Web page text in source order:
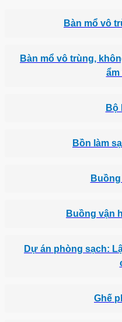
Bàn mổ vô
Bàn mổ vô trùng,
ẩm
Bộ
Bồn làm
Buồng vận
Dự án phòng sạch:
Ghế